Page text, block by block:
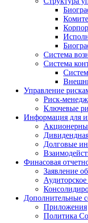
Система
Система
Управление
Риск-
Ключевые
Информация для
Долговые
Финасовая
Заявление
Дополнительные
Приложения
Политика